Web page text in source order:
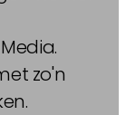
zo'n